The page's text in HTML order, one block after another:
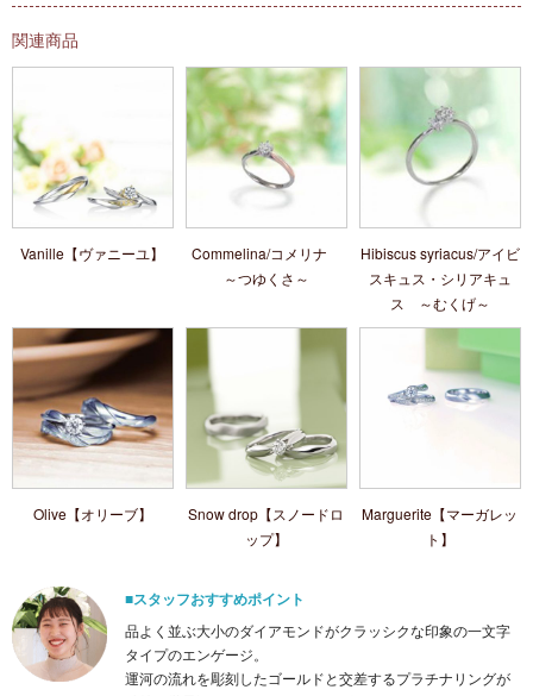
関連商品
Vanille【ヴァニーユ】
Commelina/コメリナ
～つゆくさ～
Hibiscus syriacus/アイビ
スキュス・シリアキュ
ス ～むくげ～
Olive【オリーブ】
Snow drop【スノードロ
ップ】
Marguerite【マーガレッ
ト】
■スタッフおすすめポイント
品よく並ぶ大小のダイアモンドがクラッシクな印象の一文字
タイプのエンゲージ。
運河の流れを彫刻したゴールドと交差するプラチナリングが